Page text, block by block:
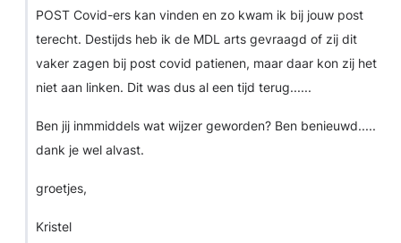
POST Covid-ers kan vinden en zo kwam ik bij jouw post
terecht. Destijds heb ik de MDL arts gevraagd of zij dit
vaker zagen bij post covid patienen, maar daar kon zij het
niet aan linken. Dit was dus al een tijd terug......
Ben jij inmmiddels wat wijzer geworden? Ben benieuwd.....
dank je wel alvast.
groetjes,
Kristel